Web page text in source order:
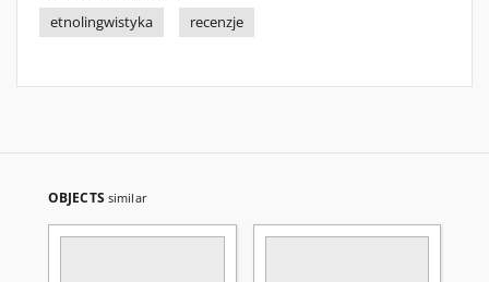
etnolingwistyka
recenzje
OBJECTS similar